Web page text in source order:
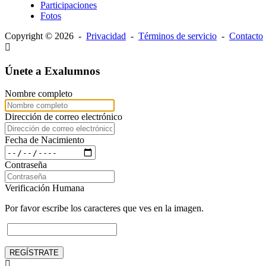
Participaciones
Fotos
Copyright © 2026 - Privacidad - Términos de servicio - Contacto
Únete a Exalumnos
Nombre completo
Dirección de correo electrónico
Fecha de Nacimiento
Contraseña
Verificación Humana
Por favor escribe los caracteres que ves en la imagen.
REGÍSTRATE